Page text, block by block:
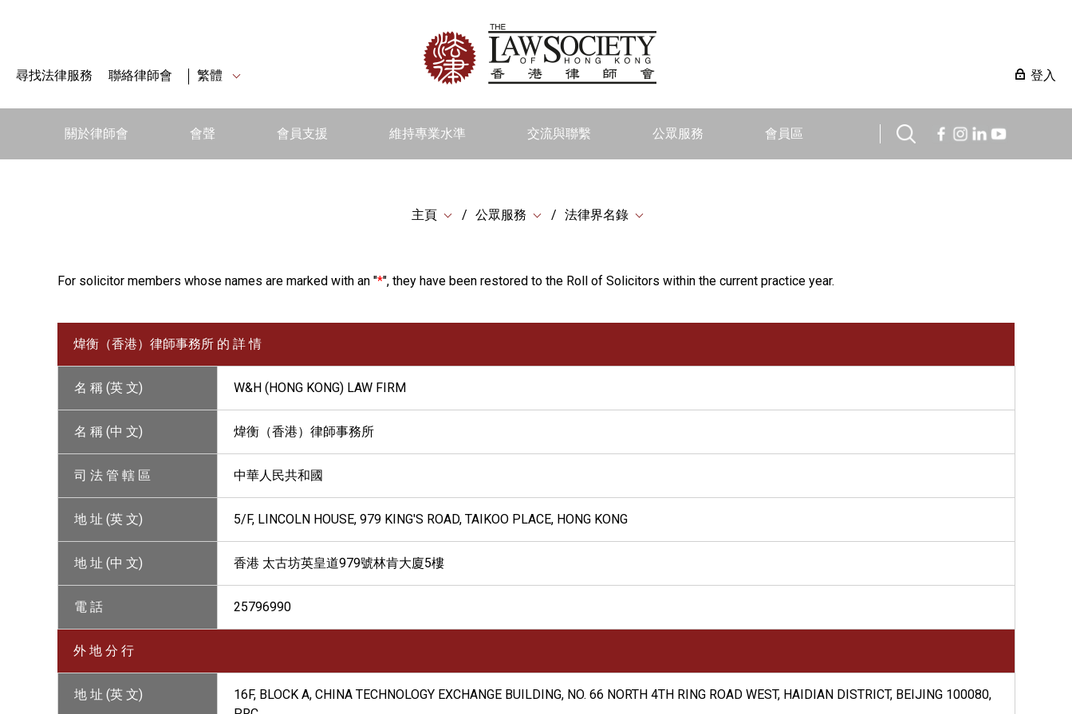
尋找法律服務 聯絡律師會 繁體 登入
關於律師會 會聲 會員支援 維持專業水準 交流與聯繫 公眾服務 會員區
主頁 公眾服務 法律界名錄
For solicitor members whose names are marked with an "*", they have been restored to the Roll of Solicitors within the current practice year.
煒衡（香港）律師事務所 的 詳 情
名 稱 (英 文) W&H (HONG KONG) LAW FIRM
名 稱 (中 文) 煒衡（香港）律師事務所
司 法 管 轄 區 中華人民共和國
地 址 (英 文) 5/F, LINCOLN HOUSE, 979 KING'S ROAD, TAIKOO PLACE, HONG KONG
地 址 (中 文) 香港 太古坊英皇道979號林肯大廈5樓
電 話 25796990
外 地 分 行
地 址 (英 文)
16F, BLOCK A, CHINA TECHNOLOGY EXCHANGE BUILDING, NO. 66 NORTH 4TH RING ROAD WEST, HAIDIAN DISTRICT, BEIJING 100080,